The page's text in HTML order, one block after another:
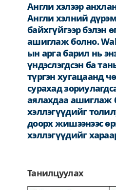
Англи хэлээр
Англи хэлний
байхгүйгээр бэлэн
ашиглаж болно.
ын арга барил нь
үндэслэгдсэн ба
түргэн хугацаанд
сурахад
аялахдаа ашиглаж
хэллэгүүдийг
доорх жишээнээс
хэллэгүүдийг
Танилцуулах